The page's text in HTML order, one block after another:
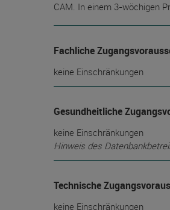
CAM. In einem 3-wöchigen
Fachliche
keine Einschränkungen
Gesundheitliche
keine Einschränkungen
Hinweis des
Technische
keine Einschränkungen